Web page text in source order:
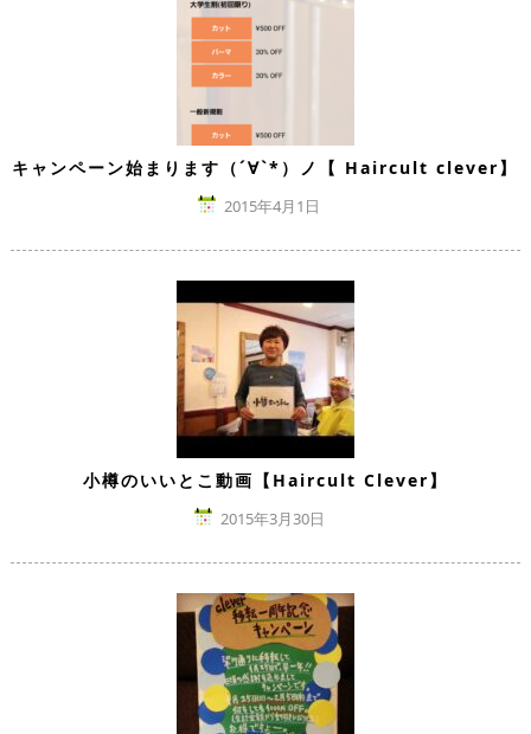
キャンペーン始まります（´∀`*）ノ【 Haircult clever】
2015年4月1日
小樽のいいとこ動画【Haircult Clever】
2015年3月30日